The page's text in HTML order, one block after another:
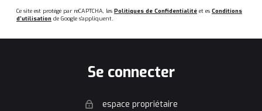
Ce site est protégé par reCAPTCHA, les Politiques de Confidentialité et es Conditions
d'utilisation de Google s'appliquent.
se connecter
espace propriétaire